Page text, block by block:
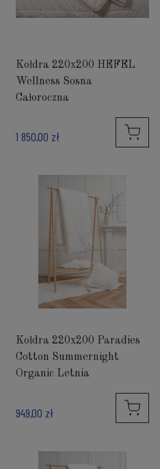
Kołdra 220x200 HEFEL
Wellness Sosna
Całoroczna
1 850,00 zł
Kołdra 220x200 Paradies
Cotton Summernight
Organic Letnia
949,00 zł